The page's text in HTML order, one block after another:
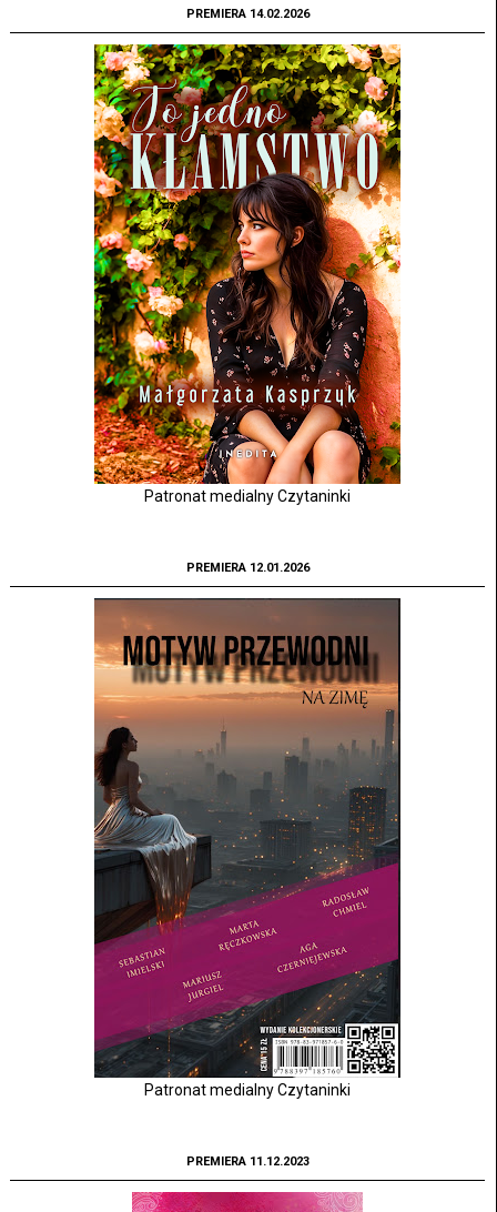
PREMIERA 14.02.2026
Patronat medialny Czytaninki
PREMIERA 12.01.2026
Patronat medialny Czytaninki
PREMIERA 11.12.2023